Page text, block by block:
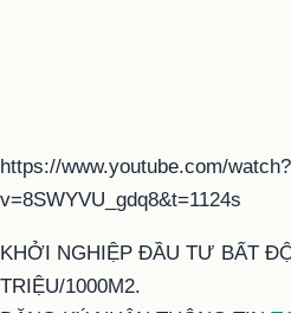
https://www.youtube.com/watch?
v=8SWYVU_gdq8&t=1124s
KHỞI NGHIỆP ĐẦU TƯ BẤT
TRIỆU/1000M2.